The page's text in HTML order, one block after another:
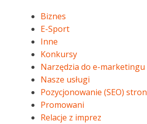
Biznes
E-Sport
Inne
Konkursy
Narzędzia do e-marketingu
Nasze usługi
Pozycjonowanie (SEO) stron
Promowani
Relacje z imprez